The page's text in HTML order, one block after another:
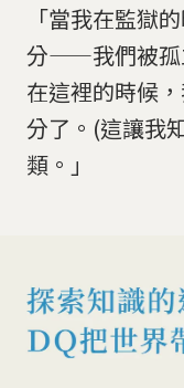
「當我在監獄
分——我們被孤
在這裡的時候
分了。(這讓我
類。」